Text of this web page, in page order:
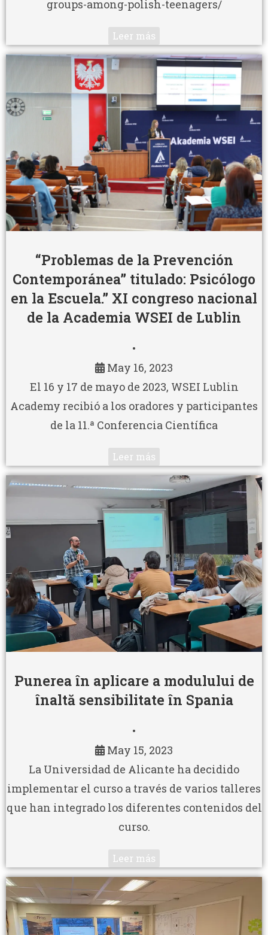
groups-among-polish-teenagers/
Leer más
“Problemas de la Prevención
Contemporánea” titulado: Psicólogo
en la Escuela.” XI congreso nacional
de la Academia WSEI de Lublin
•
May 16, 2023
El 16 y 17 de mayo de 2023, WSEI Lublin
Academy recibió a los oradores y participantes
de la 11.ª Conferencia Científica
Leer más
Punerea în aplicare a modulului de
înaltă sensibilitate în Spania
•
May 15, 2023
La Universidad de Alicante ha decidido
implementar el curso a través de varios talleres
que han integrado los diferentes contenidos del
curso.
Leer más